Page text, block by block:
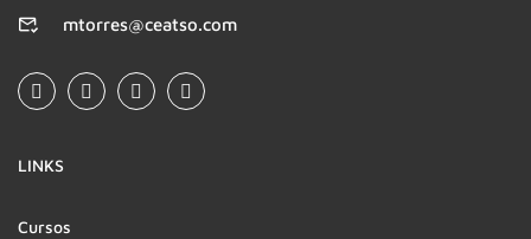
mtorres@ceatso.com
LINKS
Cursos